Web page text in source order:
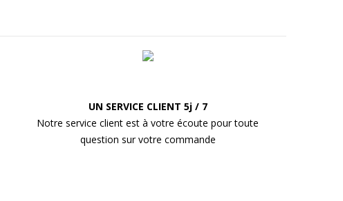
UN SERVICE CLIENT 5j / 7
Notre service client est à votre écoute pour toute
question sur votre commande